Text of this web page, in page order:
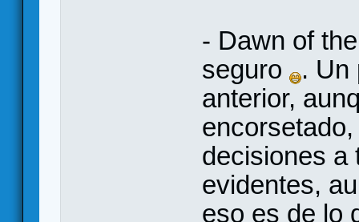
- Dawn of
seguro
. Un
anterior,
decisiones a
evidentes,
eso es de lo